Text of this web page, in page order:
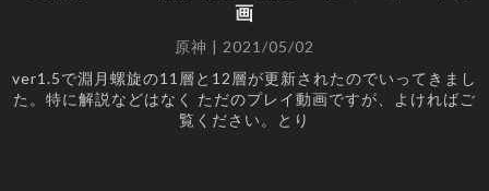
画
原神 | 2021/05/02
ver1.5で淵月螺旋の11層と12層が更新されたのでいってきまし
た。特に解説などはなく ただのプレイ動画ですが、よければご
覧ください。とり